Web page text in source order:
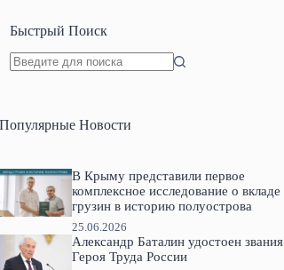
Быстрый Поиск
Популярные Новости
В Крыму представили первое
комплексное исследование о вкладе
грузин в историю полуострова
25.06.2026
Александр Баталин удостоен звания
Героя Труда России